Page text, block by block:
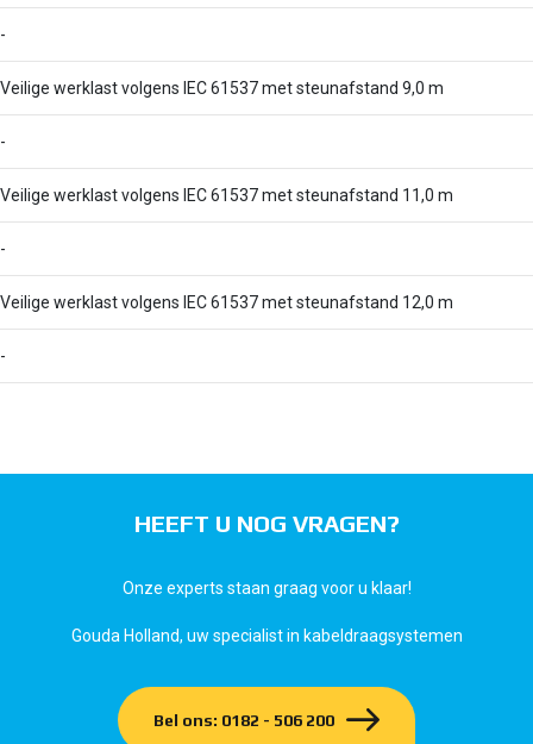
-
Veilige werklast volgens IEC 61537 met steunafstand 9,0 m
-
Veilige werklast volgens IEC 61537 met steunafstand 11,0 m
-
Veilige werklast volgens IEC 61537 met steunafstand 12,0 m
-
HEEFT U NOG VRAGEN?
Onze experts staan graag voor u klaar!
Gouda Holland, uw specialist in kabeldraagsystemen
Bel ons: 0182 - 506 200